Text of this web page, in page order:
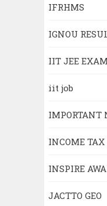
IFRHMS
IGNOU
IIT JEE
iit job
IMPORTANT
INCOME TAX
INSPIRE
JACTTO GEO